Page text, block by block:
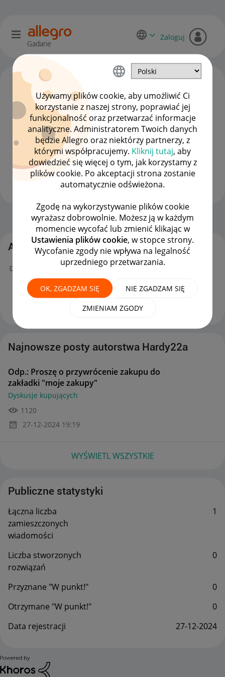
Używamy plików cookie, aby umożliwić Ci
korzystanie z naszej strony, poprawiać jej
funkcjonalność oraz przetwarzać informacje
analityczne. Administratorem Twoich danych
będzie Allegro oraz niektórzy partnerzy, z
którymi współpracujemy. Kliknij tutaj, aby
dowiedzieć się więcej o tym, jak korzystamy z
plików cookie. Po akceptacji strona zostanie
automatycznie odświeżona.
Zgodę na wykorzystywanie plików cookie
wyrażasz dobrowolnie. Możesz ją w każdym
momencie wycofać lub zmienić klikając w
Ustawienia plików cookie, w stopce strony.
Wycofanie zgody nie wpływa na legalność
uprzedniego przetwarzania.
OK, ZGADZAM SIĘ NIE ZGADZAM SIĘ
ZMIENIAM ZGODY
Gadane
Zaloguj
Hardy22a
#7 Wielbiciel
Strona Główna OPCJE
Aktywność Hardy22a
Twój nowy wpis
Odp.: Proszę o przywrócenie
zakupu do zakładki "moje zakupy"
Dyskusje kupujących
można już podziwiać :)
19:19
Najnowsze posty autorstwa Hardy22a
Odp.: Proszę o przywrócenie zakupu do
zakładki "moje zakupy"
Dyskusje kupujących
1120
‎27-12-2024 19:19
WYŚWIETL WSZYSTKIE
Publiczne statystyki
Łączna liczba
zamieszczonych
wiadomości
1
Liczba stworzonych
rozwiązań
0
Przyznane "W punkt!"
0
Otrzymane "W punkt!"
0
Data rejestracji
‎27-12-2024